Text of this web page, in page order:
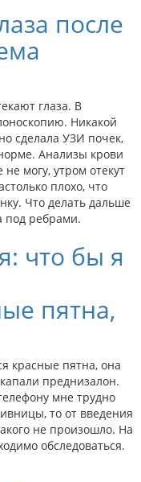
после
глаза. В
Никакой
сделала УЗИ почек,
Анализы крови
могу, утром отекут
плохо, что
Что делать дальше
под ребрами.
что бы я
пятна,
красные пятна, она
преднизалон.
мне трудно
то от введения
не произошло. На
обследоваться.